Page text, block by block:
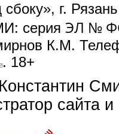
г.
серия ЭЛ №
К.М.
sends e-mail)
. 18+
сайта